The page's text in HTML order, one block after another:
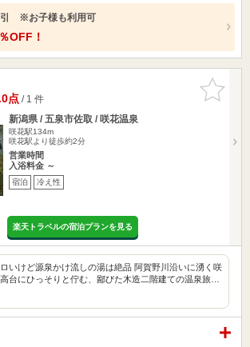
引 ※お子様も利用可
OFF！
お気に入
りに追加
点/ 1 件
新潟県 / 五泉市佐取 / 咲花温泉
咲花駅134m
咲花駅より徒歩約2分
営業時間
入浴料金 ～
宿泊 冷え性
楽天トラベルの宿泊プランを見る
いけど源泉かけ流しの湯は絶品 阿賀野川沿いに湧く咲
台にひっそりと佇む、鄙びた木造二階建ての温泉旅…